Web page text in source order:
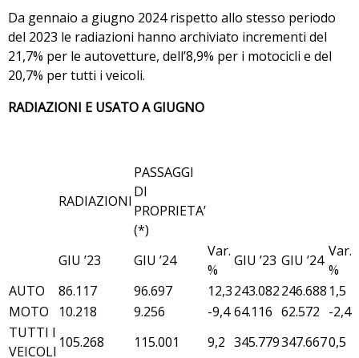
Da gennaio a giugno 2024 rispetto allo stesso periodo
del 2023 le radiazioni hanno archiviato incrementi del
21,7% per le autovetture, dell’8,9% per i motocicli e del
20,7% per tutti i veicoli.
RADIAZIONI E USATO A GIUGNO
RADIAZIONI
PASSAGGI
DI
PROPRIETA’
(*)
GIU ’23
GIU ’24
Var.
%
GIU ’23 GIU ’24
Var.
%
AUTO
86.117 96.697 12,3243.082246.688 1,5
MOTO
10.218 9.256 -9,4 64.116 62.572 -2,4
TUTTI I
VEICOLI
105.268 115.001 9,2 345.779347.6670,5